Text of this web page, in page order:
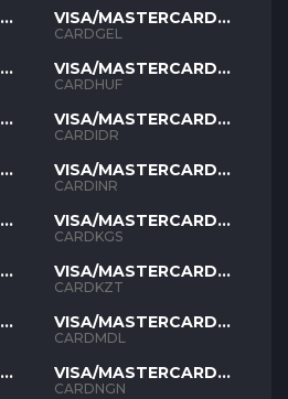
VISA/MASTERCARD
GEL
CARDGEL
VISA/MASTERCARD
HUF
CARDHUF
VISA/MASTERCARD
IDR
CARDIDR
VISA/MASTERCARD
INR
CARDINR
VISA/MASTERCARD
KGS
CARDKGS
VISA/MASTERCARD
KZT
CARDKZT
VISA/MASTERCARD
MDL
CARDMDL
VISA/MASTERCARD
NGN
CARDNGN